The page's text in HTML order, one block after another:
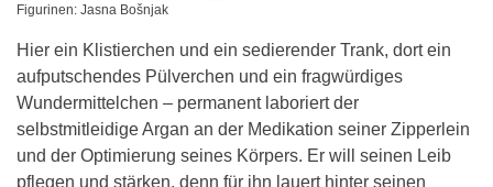
Figurinen: Jasna Bošnjak
Hier ein Klistierchen und ein sedierender Trank, dort ein
aufputschendes Pülverchen und ein fragwürdiges
Wundermittelchen – permanent laboriert der
selbstmitleidige Argan an der Medikation seiner Zipperlein
und der Optimierung seines Körpers. Er will seinen Leib
pflegen und stärken, denn für ihn lauert hinter seinen